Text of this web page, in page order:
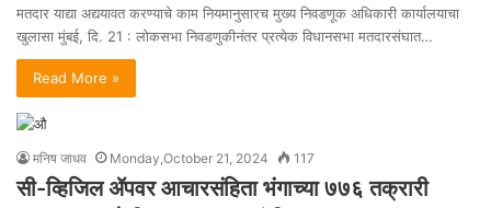
मतदार याद्या अद्ययावत करण्याचे काम नियमानुसारच मुख्य निवडणूक अधिकारी कार्यालयाचा
खुलासा मुंबई, दि. 21 : लोकसभा निवडणुकीनंतर प्रत्येक विधानसभा मतदारसंघात…
Read More »
मनिष जाधव Monday,October 21, 2024 117
सी-व्हिजिल ॲपवर आचारसंहिता भंगाच्या ७७६ तक्रारी